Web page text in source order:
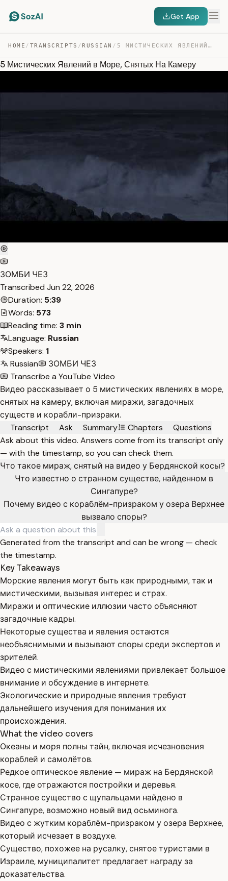
Get App
HOME / TRANSCRIPTS /RUSSIAN / 5 МИСТИЧЕСКИХ ЯВЛЕНИЙ В МОРЕ, СНЯТЫХ НА КАМЕРУ — TRANSCRIPT
5 Мистических Явлений в Море, Снятых На Камеру
ЗОМБИ ЧЕЗ
Transcribed Jun 22, 2026
Duration: 5:39
Words: 573
Reading time: 3 min
Language: Russian
Speakers: 1
Russian
ЗОМБИ ЧЕЗ
Transcribe a YouTube Video
Видео рассказывает о 5 мистических явлениях в море,
снятых на камеру, включая миражи, загадочных
существ и корабли-призраки.
Transcript
Ask Summary Chapters
Questions
Ask about this video. Answers come from its transcript only
— with the timestamp, so you can check them.
Что такое мираж, снятый на видео у Бердянской косы?
Что известно о странном существе, найденном в
Сингапуре?
Почему видео с кораблём-призраком у озера Верхнее
вызвало споры?
Generated from the transcript and can be wrong — check
the timestamp.
Key Takeaways
Морские явления могут быть как природными, так и
мистическими, вызывая интерес и страх.
Миражи и оптические иллюзии часто объясняют
загадочные кадры.
Некоторые существа и явления остаются
необъяснимыми и вызывают споры среди экспертов и
зрителей.
Видео с мистическими явлениями привлекает большое
внимание и обсуждение в интернете.
Экологические и природные явления требуют
дальнейшего изучения для понимания их
происхождения.
What the video covers
Океаны и моря полны тайн, включая исчезновения
кораблей и самолётов.
Редкое оптическое явление — мираж на Бердянской
косе, где отражаются постройки и деревья.
Странное существо с щупальцами найдено в
Сингапуре, возможно новый вид осьминога.
Видео с жутким кораблём-призраком у озера Верхнее,
который исчезает в воздухе.
Существо, похожее на русалку, снятое туристами в
Израиле, муниципалитет предлагает награду за
доказательства.